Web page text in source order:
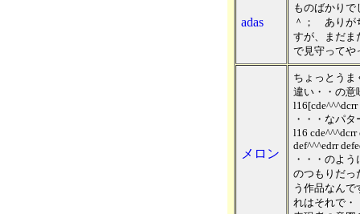
adas
ものばかり
＾； ありが
すが、まだま
で見守ってや
メロン
ちょっとうま
違い・・の意
・・・なパ
l16 cde^^^dcrr
def^^^edrr
・・・のよ
のつもりだっ
う作品なん
れはそれで・